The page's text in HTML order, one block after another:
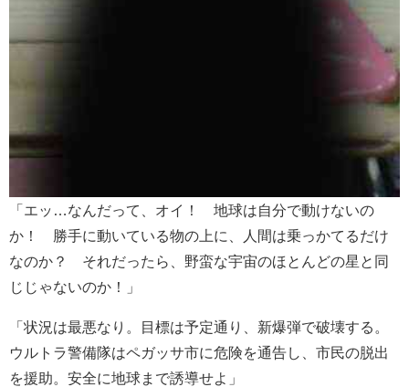
「エッ…なんだって、オイ！ 地球は自分で動けないの
か！ 勝手に動いている物の上に、人間は乗っかてるだけ
なのか？ それだったら、野蛮な宇宙のほとんどの星と同
じじゃないのか！」
「状況は最悪なり。目標は予定通り、新爆弾で破壊する。
ウルトラ警備隊はペガッサ市に危険を通告し、市民の脱出
を援助。安全に地球まで誘導せよ」